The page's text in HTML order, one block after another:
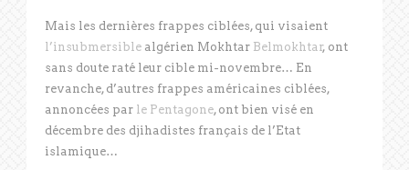
Mais les dernières frappes ciblées, qui visaient
l’insubmersible algérien Mokhtar Belmokhtar, ont
sans doute raté leur cible mi-novembre… En
revanche, d’autres frappes américaines ciblées,
annoncées par le Pentagone, ont bien visé en
décembre des djihadistes français de l’Etat
islamique…